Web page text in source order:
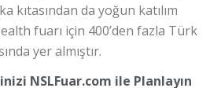
kıtasından da yoğun katılım
fuarı için 400’den fazla Türk
yer almıştır.
NSLFuar.com ile Planlayın